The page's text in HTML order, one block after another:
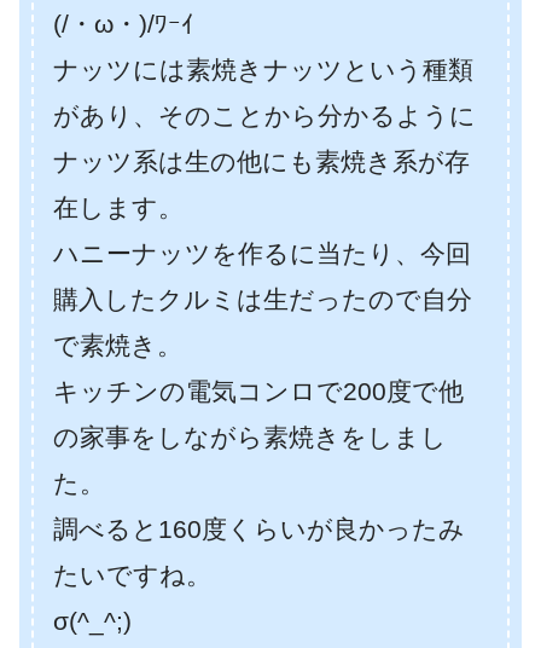
(/・ω・)/ﾜｰｲ
ナッツには素焼きナッツという種類
があり、そのことから分かるように
ナッツ系は生の他にも素焼き系が存
在します。
ハニーナッツを作るに当たり、今回
購入したクルミは生だったので自分
で素焼き。
キッチンの電気コンロで200度で他
の家事をしながら素焼きをしまし
た。
調べると160度くらいが良かったみ
たいですね。
σ(^_^;)